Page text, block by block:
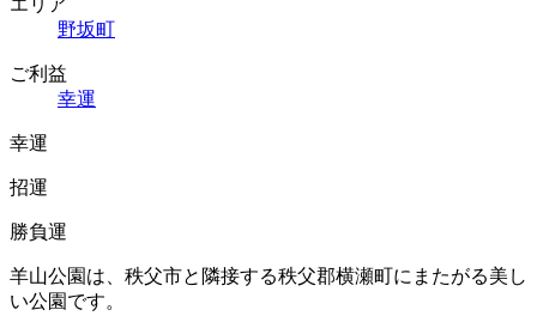
野坂町
ご利益
幸運
幸運
招運
勝負運
羊山公園は、秩父市と隣接する秩父郡横瀬町にまたがる美し
い公園です。